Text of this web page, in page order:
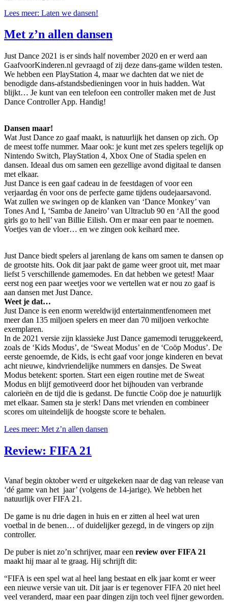
Lees meer: Laten we dansen!
Met z’n allen dansen
Just Dance 2021 is er sinds half november 2020 en er werd aan
GaafvoorKinderen.nl gevraagd of zij deze dans-game wilden testen.
We hebben een PlayStation 4, maar we dachten dat we niet de
benodigde dans-afstandsbedieningen voor in huis hadden. Wat
blijkt… Je kunt van een telefoon een controller maken met de Just
Dance Controller App. Handig!
Dansen maar!
Wat Just Dance zo gaaf maakt, is natuurlijk het dansen op zich. Op
de meest toffe nummer. Maar ook: je kunt met zes spelers tegelijk op
Nintendo Switch, PlayStation 4, Xbox One of Stadia spelen en
dansen. Ideaal dus om samen een gezellige avond digitaal te dansen
met elkaar.
Just Dance is een gaaf cadeau in de feestdagen of voor een
verjaardag én voor ons de perfecte game tijdens oudejaarsavond.
Wat zullen we swingen op de klanken van ‘Dance Monkey’ van
Tones And I, ‘Samba de Janeiro’ van Ultraclub 90 en ‘All the good
girls go to hell’ van Billie Eilish. Om er maar een paar te noemen.
Voetjes van de vloer… en we zingen ook keihard mee.
Just Dance biedt spelers al jarenlang de kans om samen te dansen op
de grootste hits. Ook dit jaar pakt de game weer groot uit, met maar
liefst 5 verschillende gamemodes. En dat hebben we getest! Maar
eerst nog een paar weetjes voor we vertellen wat er nou zo gaaf is
aan dansen met Just Dance.
Weet je dat…
Just Dance is een enorm wereldwijd entertainmentfenomeen met
meer dan 135 miljoen spelers en meer dan 70 miljoen verkochte
exemplaren.
In de 2021 versie zijn klassieke Just Dance gamemodi teruggekeerd,
zoals de ‘Kids Modus’, de ‘Sweat Modus’ en de ‘Coöp Modus’. De
eerste genoemde, de Kids, is echt gaaf voor jonge kinderen en bevat
acht nieuwe, kindvriendelijke nummers en dansjes. De Sweat
Modus betekent: sporten. Start een eigen routine met de Sweat
Modus en blijf gemotiveerd door het bijhouden van verbrande
calorieën en de tijd die is gedanst. De functie Coöp doe je natuurlijk
met elkaar. Samen sta je sterk! Dans met vrienden en combineer
scores om uiteindelijk de hoogste score te behalen.
Lees meer: Met z’n allen dansen
Review: FIFA 21
Vanaf begin oktober werd er uitgekeken naar de dag van release van
‘dé game van het jaar’ (volgens de 14-jarige). We hebben het
natuurlijk over FIFA 21.
De game is nu drie dagen in huis en er zitten al heel wat uren
voetbal in de benen… of duidelijker gezegd, in de vingers op zijn
controller.
De puber is niet zo’n schrijver, maar een review over FIFA 21
maakt hij maar al te graag. Hij schrijft dit:
“FIFA is een spel wat al heel lang bestaat en elk jaar komt er weer
een nieuwe versie van uit. Dit jaar is er tegenover FIFA 20 niet heel
veel veranderd, maar een paar dingen zijn toch veel fijner geworden.